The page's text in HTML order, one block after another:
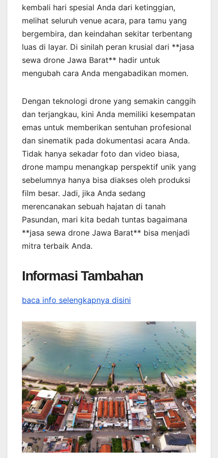
kembali hari spesial Anda dari ketinggian,
melihat seluruh venue acara, para tamu yang
bergembira, dan keindahan sekitar terbentang
luas di layar. Di sinilah peran krusial dari **jasa
sewa drone Jawa Barat** hadir untuk
mengubah cara Anda mengabadikan momen.
Dengan teknologi drone yang semakin canggih
dan terjangkau, kini Anda memiliki kesempatan
emas untuk memberikan sentuhan profesional
dan sinematik pada dokumentasi acara Anda.
Tidak hanya sekadar foto dan video biasa,
drone mampu menangkap perspektif unik yang
sebelumnya hanya bisa diakses oleh produksi
film besar. Jadi, jika Anda sedang
merencanakan sebuah hajatan di tanah
Pasundan, mari kita bedah tuntas bagaimana
**jasa sewa drone Jawa Barat** bisa menjadi
mitra terbaik Anda.
Informasi Tambahan
baca info selengkapnya disini